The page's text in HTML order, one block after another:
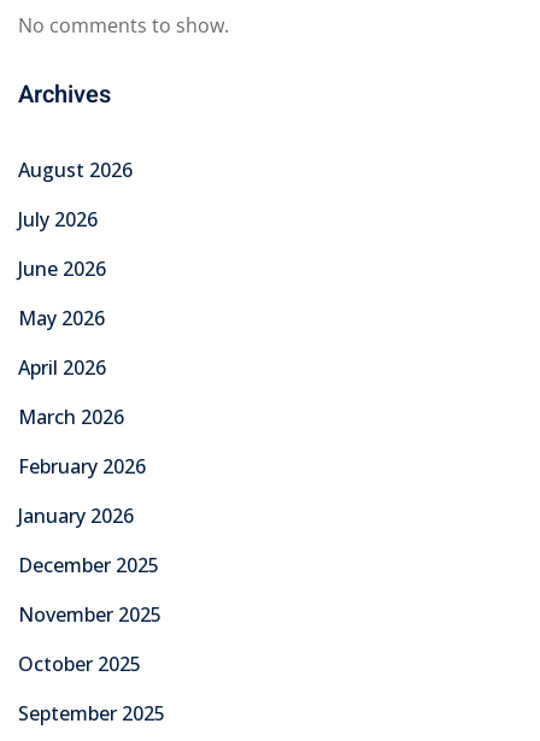
No comments to show.
Archives
August 2026
July 2026
June 2026
May 2026
April 2026
March 2026
February 2026
January 2026
December 2025
November 2025
October 2025
September 2025